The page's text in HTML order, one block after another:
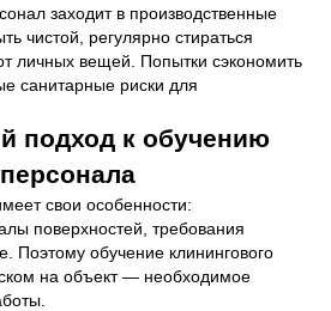
заходит в производственные
чистой, регулярно стираться
личных вещей. Попытки сэкономить
санитарные риски для
подход к обучению
свои особенности:
поверхностей, требования
Поэтому обучение клинингового
на объект — необходимое